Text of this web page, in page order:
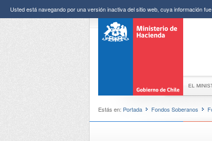
Usted está navegando por una versión inactiva del sitio web, cuya información
EL
Estás en: Portada Fondos Soberanos